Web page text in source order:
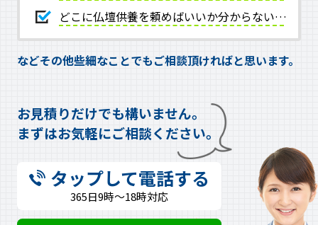
どこに仏壇供養を頼めばいいか分からない…
などその他些細なことでもご相談頂ければと思います。
お見積りだけでも構いません。
まずはお気軽にご相談ください。
タップして電話する
365日9時～18時対応